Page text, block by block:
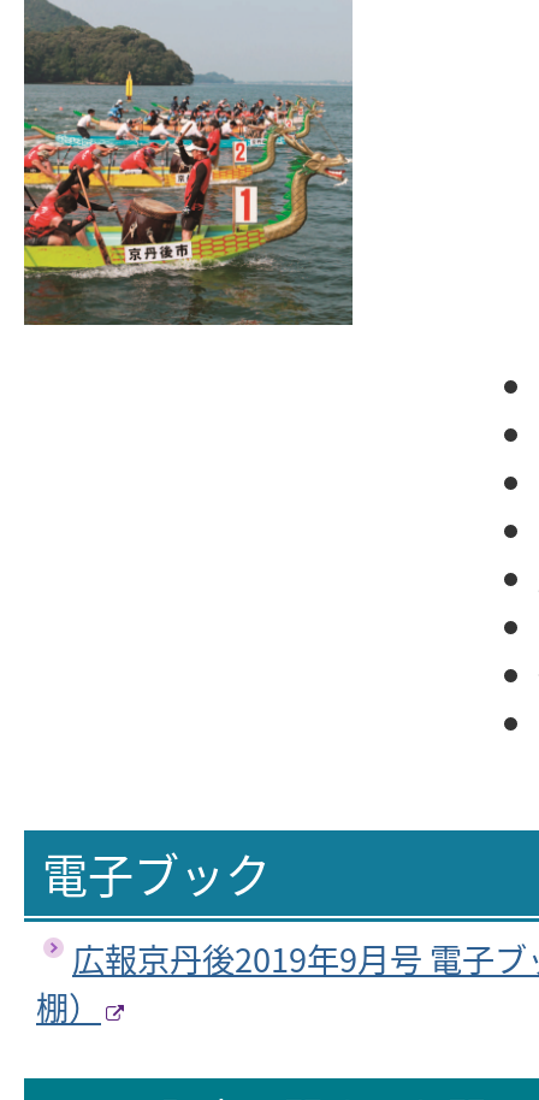
電子ブック
広報京丹後2019年9月号 電子
棚）